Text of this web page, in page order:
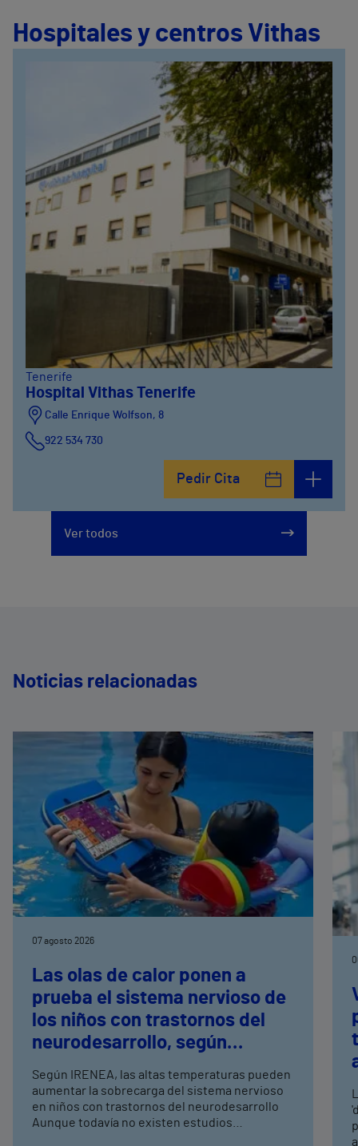
Hospitales y centros Vithas
Tenerife
Hospital Vithas Tenerife
Calle Enrique Wolfson, 8
922 534 730
Pedir Cita
Ver todos
Noticias relacionadas
07 agosto 2026
Las olas de calor ponen a
prueba el sistema nervioso de
los niños con trastornos del
neurodesarrollo, según
neurorrehabilitación
pediátrica de Vithas
Según IRENEA, las altas temperaturas pueden
aumentar la sobrecarga del sistema nervioso
en niños con trastornos del neurodesarrollo
Aunque todavía no existen estudios